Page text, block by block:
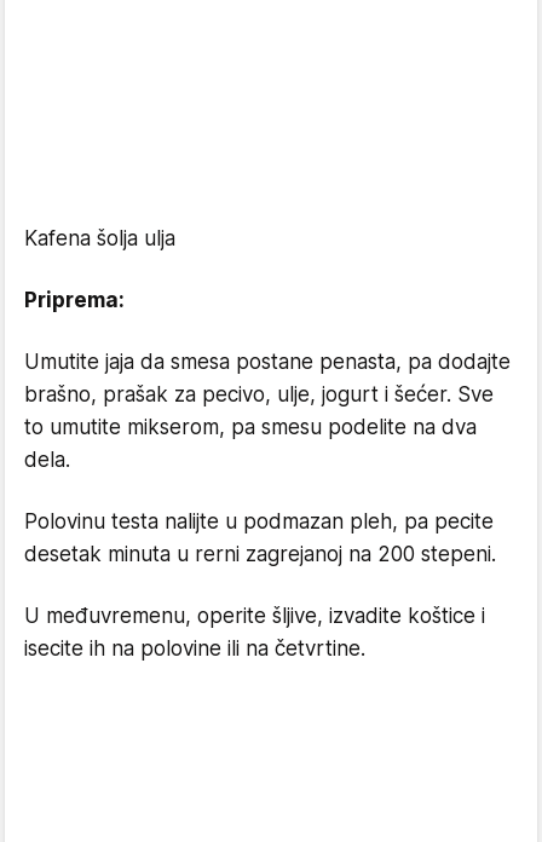
Kafena šolja ulja
Priprema:
Umutite jaja da smesa postane penasta, pa dodajte
brašno, prašak za pecivo, ulje, jogurt i šećer. Sve
to umutite mikserom, pa smesu podelite na dva
dela.
Polovinu testa nalijte u podmazan pleh, pa pecite
desetak minuta u rerni zagrejanoj na 200 stepeni.
U međuvremenu, operite šljive, izvadite koštice i
isecite ih na polovine ili na četvrtine.